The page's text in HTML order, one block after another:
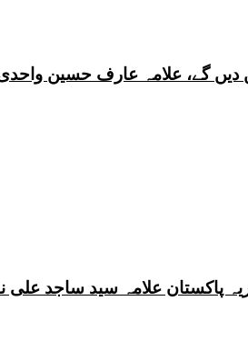
گے، علامہ عارف حسین
پاکستان علامہ سید ساجد علی